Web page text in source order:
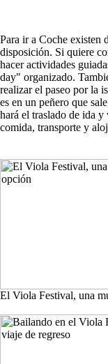
Para ir a Coche existen
disposición. Si quiere
hacer actividades
day" organizado.
realizar el paseo por la
es en un peñero que
hará el traslado de ida
comida, transporte y
El Viola Festival, una